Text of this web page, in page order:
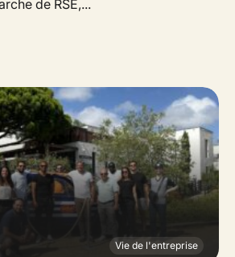
de RSE,...
Vie de l'entreprise